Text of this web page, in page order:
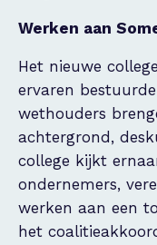
Werken aan
Het nieuwe
ervaren
wethouders
achtergrond,
college kijkt
ondernemers,
werken aan een
het